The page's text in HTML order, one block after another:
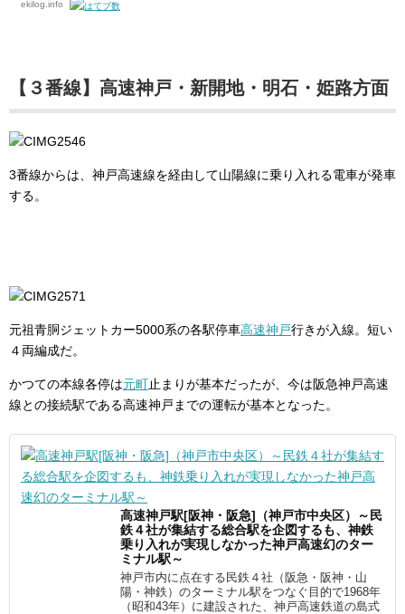
ekilog.info
【３番線】高速神戸・新開地・明石・姫路方面
3番線からは、神戸高速線を経由して山陽線に乗り入れる電車が発車
する。
元祖青胴ジェットカー5000系の各駅停車高速神戸行きが入線。短い
４両編成だ。
かつての本線各停は元町止まりが基本だったが、今は阪急神戸高速
線との接続駅である高速神戸までの運転が基本となった。
高速神戸駅[阪神・阪急]（神戸市中央区）～民
鉄４社が集結する総合駅を企図するも、神鉄
乗り入れが実現しなかった神戸高速幻のター
ミナル駅～
神戸市内に点在する民鉄４社（阪急・阪神・山
陽・神鉄）のターミナル駅をつなぐ目的で1968年
（昭和43年）に建設された、神戸高速鉄道の島式